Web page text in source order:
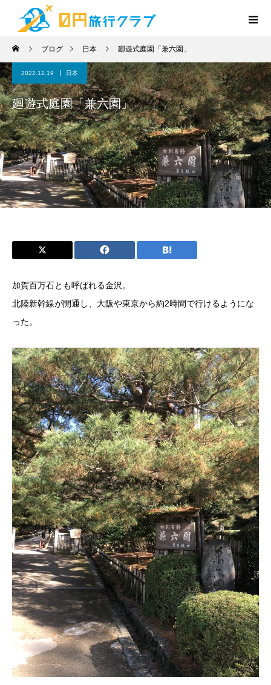
ブログ 日本 廻遊式庭園「兼六園」
2022.12.19 日本
廻遊式庭園「兼六園」
加賀百万石とも呼ばれる金沢。
北陸新幹線が開通し、大阪や東京から約2時間で行けるようにな
った。